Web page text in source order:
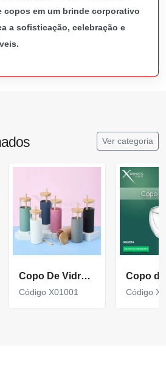
copos em um brinde corporativo
a sofisticação, celebração e
Ver categoria
Copo De Vidro 500Ml
Código X01001 Código